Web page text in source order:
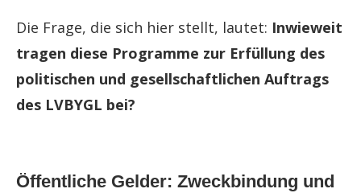
Die Frage, die sich hier stellt, lautet: Inwieweit
tragen diese Programme zur Erfüllung des
politischen und gesellschaftlichen Auftrags
des LVBYGL bei?
Öffentliche Gelder: Zweckbindung und